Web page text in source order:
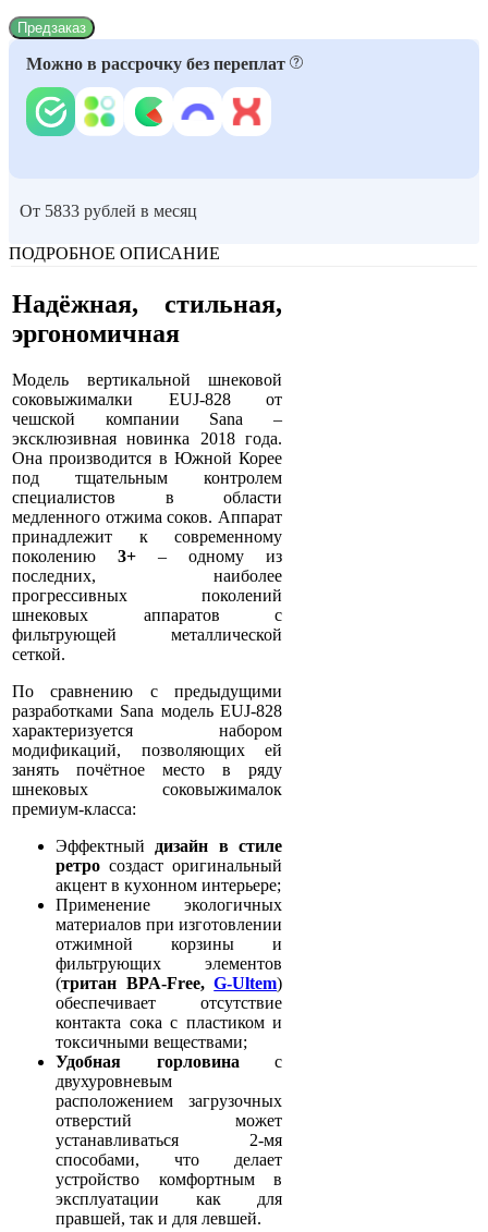
Предзаказ
Можно в рассрочку без переплат
От 5833 рублей в месяц
ПОДРОБНОЕ ОПИСАНИЕ
Надёжная, стильная,
эргономичная
Модель вертикальной шнековой
соковыжималки EUJ-828 от
чешской компании Sana –
эксклюзивная новинка 2018 года.
Она производится в Южной Корее
под тщательным контролем
специалистов в области
медленного отжима соков. Аппарат
принадлежит к современному
поколению3+ – одному из
последних, наиболее
прогрессивных поколений
шнековых аппаратов с
фильтрующей металлической
сеткой.
По сравнению с предыдущими
разработками Sana модель EUJ-828
характеризуется набором
модификаций, позволяющих ей
занять почётное место в ряду
шнековых соковыжималок
премиум-класса:
Эффектный дизайн в стиле
ретро создаст оригинальный
акцент в кухонном интерьере;
Применение экологичных
материалов при изготовлении
отжимной корзины и
фильтрующих элементов
(тритан BPA-Free,G-Ultem)
обеспечивает отсутствие
контакта сока с пластиком и
токсичными веществами;
Удобная горловина с
двухуровневым
расположением загрузочных
отверстий может
устанавливаться 2-мя
способами, что делает
устройство комфортным в
эксплуатации как для
правшей, так и для левшей.